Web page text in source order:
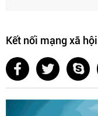
Kết nối mạng xã hội